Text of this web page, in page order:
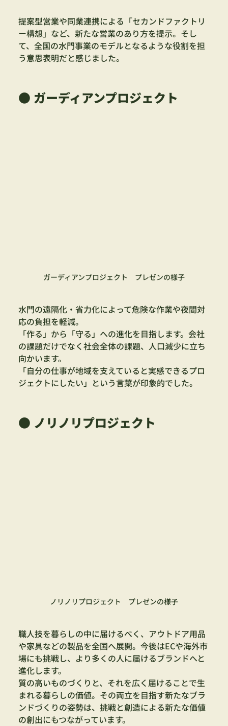
提案型営業や同業連携による「セカンドファクトリ
ー構想」など、新たな営業のあり方を提示。そし
て、全国の水門事業のモデルとなるような役割を担
う意思表明だと感じました。
● ガーディアンプロジェクト
ガーディアンプロジェクト　プレゼンの様子
水門の遠隔化・省力化によって危険な作業や夜間対
応の負担を軽減。
「作る」から「守る」への進化を目指します。会社
の課題だけでなく社会全体の課題、人口減少に立ち
向かいます。
「自分の仕事が地域を支えていると実感できるプロ
ジェクトにしたい」という言葉が印象的でした。
● ノリノリプロジェクト
ノリノリプロジェクト　プレゼンの様子
職人技を暮らしの中に届けるべく、アウトドア用品
や家具などの製品を全国へ展開。今後はECや海外市
場にも挑戦し、より多くの人に届けるブランドへと
進化します。
質の高いものづくりと、それを広く届けることで生
まれる暮らしの価値。その両立を目指す新たなブラ
ンドづくりの姿勢は、挑戦と創造による新たな価値
の創出にもつながっています。